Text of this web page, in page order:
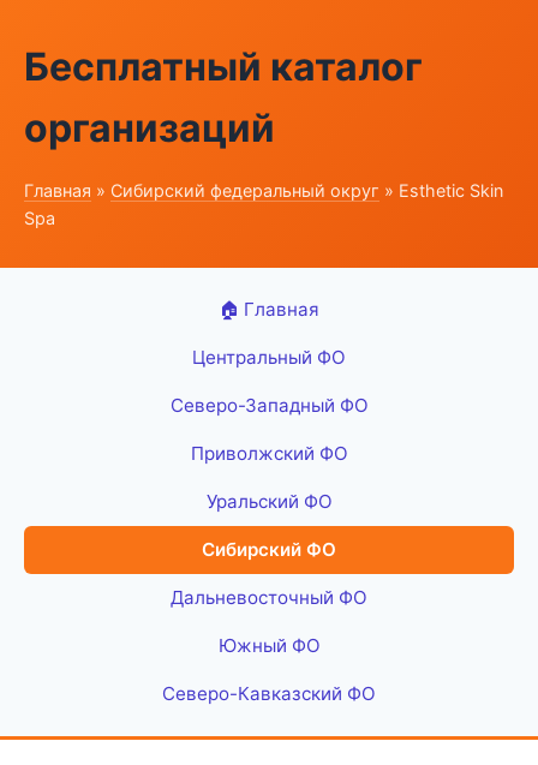
Бесплатный каталог
организаций
Главная » Сибирский федеральный округ » Esthetic Skin
Spa
🏠 Главная
Центральный ФО
Северо-Западный ФО
Приволжский ФО
Уральский ФО
Сибирский ФО
Дальневосточный ФО
Южный ФО
Северо-Кавказский ФО